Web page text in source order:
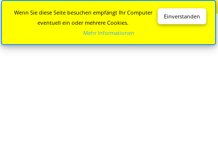
Einverstanden
Wenn Sie diese Seite besuchen empfängt Ihr Computer
eventuell ein oder mehrere Cookies.
Mehr Informationen